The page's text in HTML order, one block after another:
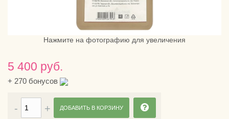
Нажмите на фотографию для увеличения
5 400 руб.
+ 270 бонусов
ДОБАВИТЬ В КОРЗИНУ